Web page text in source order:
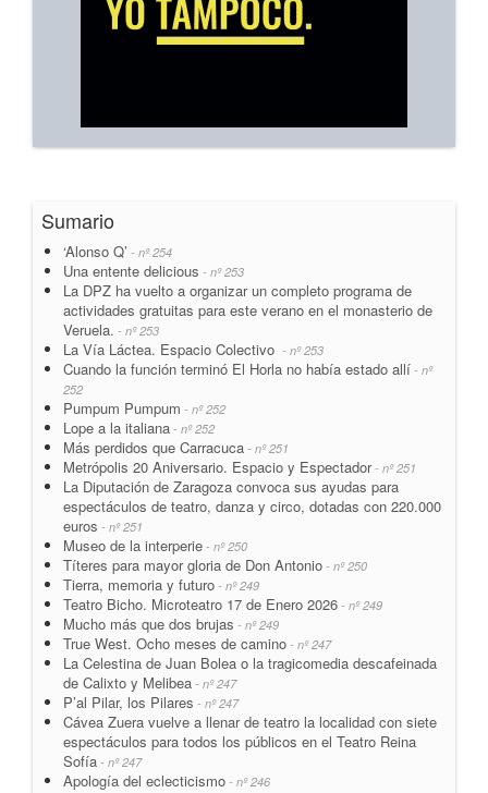
Sumario
‘Alonso Q’ - nº 254
Una entente delicious - nº 253
La DPZ ha vuelto a organizar un completo programa de
actividades gratuitas para este verano en el monasterio de
Veruela. - nº 253
La Vía Láctea. Espacio Colectivo - nº 253
Cuando la función terminó El Horla no había estado allí - nº
252
Pumpum Pumpum - nº 252
Lope a la italiana - nº 252
Más perdidos que Carracuca - nº 251
Metrópolis 20 Aniversario. Espacio y Espectador- nº 251
La Diputación de Zaragoza convoca sus ayudas para
espectáculos de teatro, danza y circo, dotadas con 220.000
euros - nº 251
Museo de la interperie - nº 250
Títeres para mayor gloria de Don Antonio - nº 250
Tierra, memoria y futuro - nº 249
Teatro Bicho. Microteatro 17 de Enero 2026 - nº 249
Mucho más que dos brujas - nº 249
True West. Ocho meses de camino - nº 247
La Celestina de Juan Bolea o la tragicomedia descafeinada
de Calixto y Melibea - nº 247
P’al Pilar, los Pilares - nº 247
Cávea Zuera vuelve a llenar de teatro la localidad con siete
espectáculos para todos los públicos en el Teatro Reina
Sofía - nº 247
Apología del eclecticismo - nº 246